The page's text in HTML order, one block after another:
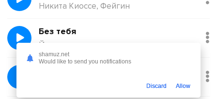
Никита Киоссе, Фейгин
Без тебя
Йович
shamuz.net
Would like to send you notifications
Discard Allow